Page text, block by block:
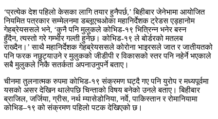
‘प्रत्येक देश पहिलो केसका लागि तयार हुनैपर्छ,’ बिहीबार जेनेभामा आयोजित
नियमित पत्रकार सम्मेलनमा डब्लूएचओका महानिर्देशक ट्रेडस एड्हानोम
गेहब्रेयससले भने, ‘कुनै पनि मुलुकले कोभिड-१९ भित्रिन्न भनेर बस्न
हुँदैन, त्यस्तो गरे गम्भीर गल्ती हुनेछ। कोभिड-१९ ले बोर्डरको मतलब
राख्दैन।’ साथै महानिर्देशक गेहब्रेयससले कोरोना भाइरसले जात र जातीयतको
पनि फरक नछुट्याउने र मुलुकको जीडीपी र विकासको स्तर पनि नहेर्ने भएकाले
सबै मुलुकले निकै सतर्कता अपनाउनुपर्ने बताए।
चीनमा तुलनात्मक रुपमा कोभिड-१९ संक्रमण घट्दै गए पनि युरोप र मध्यपूर्वमा
यसको असर देखिन थालेपछि चिन्ताको विषय बनेको उनले बताए। बिहीबार
ब्राजिल, जर्जिया, ग्रीस, नर्थ म्यासेडोनिया, नर्वे, पाकिस्तान र रोमानियामा
कोभिड–१९ को संक्रमण पहिलो पटक देखिएको छ।